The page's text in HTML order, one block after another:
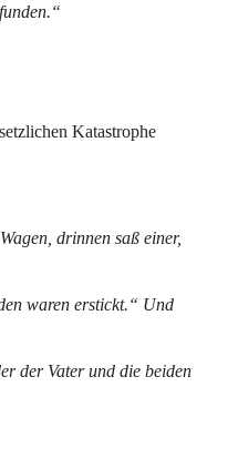
Katastrophe
drinnen saß einer,
waren erstickt.“ Und
der Vater und die beiden